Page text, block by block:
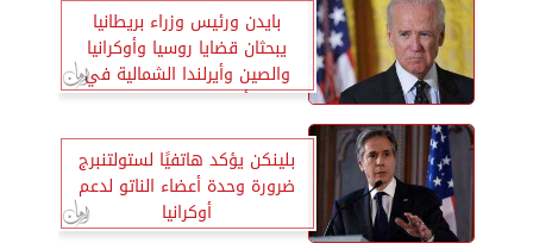
بايدن ورئيس وزراء بريطانيا
يبحثان قضايا روسيا وأوكرانيا
والصين وأيرلندا الشمالية في
أول اتصال بينهما
بلينكن يؤكد هاتفيًا لستولتنبرج
ضرورة وحدة أعضاء الناتو لدعم
أوكرانيا